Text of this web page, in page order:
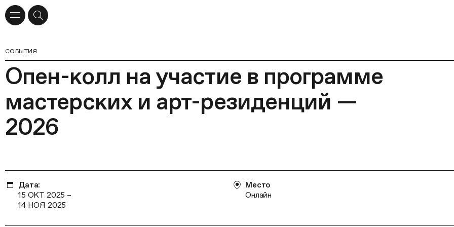
СОБЫТИЯ
Опен-колл на участие в программе
мастерских и арт-резиденций —
2026
Дата:
15 ОКТ 2025 –
14 НОЯ 2025
Место
Онлайн